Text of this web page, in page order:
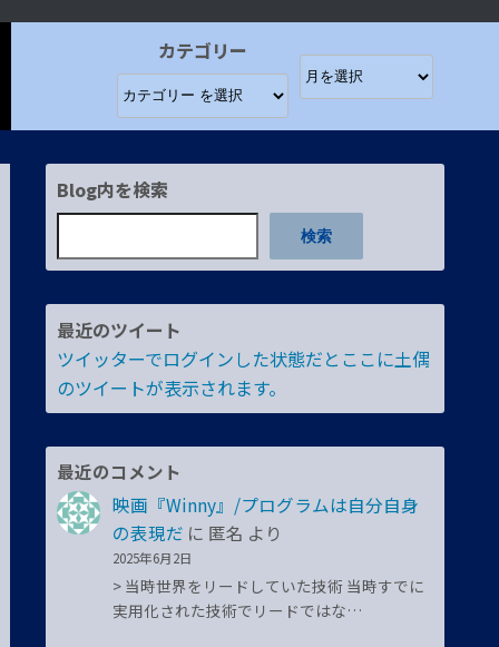
カテゴリー
Blog内を検索
検索
最近のツイート
ツイッターでログインした状態だとここに土偶
のツイートが表示されます。
最近のコメント
映画『Winny』/プログラムは自分自身
の表現だ に 匿名 より
2025年6月2日
> 当時世界をリードしていた技術 当時すでに
実用化された技術でリードではな…